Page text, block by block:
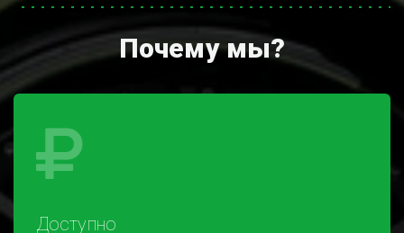
Почему мы?
Доступно